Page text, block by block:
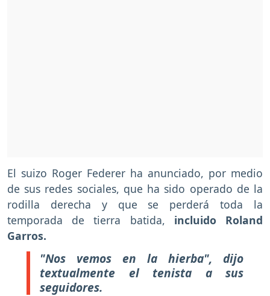
El suizo Roger Federer ha anunciado, por medio
de sus redes sociales, que ha sido operado de la
rodilla derecha y que se perderá toda la
temporada de tierra batida, incluido Roland
Garros.
"Nos vemos en la hierba", dijo
textualmente el tenista a sus
seguidores.